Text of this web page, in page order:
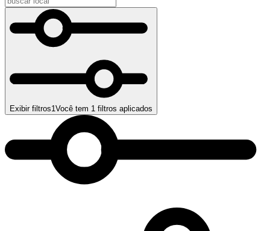
Exibir filtros1Você tem 1 filtros aplicados